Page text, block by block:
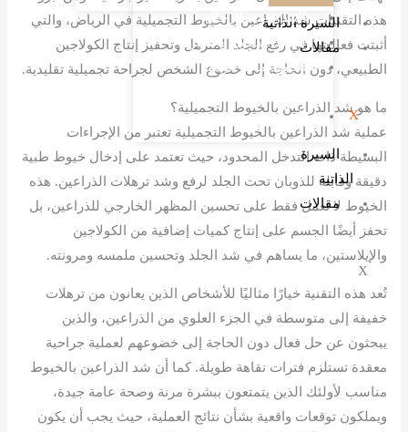
السيرة الذاتية
مقالات
X
التثدي عند الرجال
شفط الدهون والحقن​
الليبوديما أو الوذمة
التعرق
السيرة
الذاتية
مقالات
X
هذه التقنيات شد الذراعين بالخيوط التجميلية في الرياض، والتي
أثبتت فعاليتها في رفع الجلد المترهل وتحفيز إنتاج الكولاجين
الطبيعي، دون الحاجة إلى خضوع الشخص لجراحة تجميلية تقليدية.
ما هو شد الذراعين بالخيوط التجميلية؟
عملية شد الذراعين بالخيوط التجميلية تعتبر من الإجراءات
البسيطة ذات التدخل المحدود، حيث تعتمد على إدخال خيوط طبية
دقيقة وقابلة للذوبان تحت الجلد لرفع وشد ترهلات الذراعين. هذه
الخيوط لا تعمل فقط على تحسين المظهر الخارجي للذراعين، بل
تحفز أيضًا الجسم على إنتاج كميات إضافية من الكولاجين
والإيلاستين، ما يساهم في شد الجلد وتحسين ملمسه ومرونته.
تُعد هذه التقنية خيارًا مثاليًا للأشخاص الذين يعانون من ترهلات
خفيفة إلى متوسطة في الجزء العلوي من الذراعين، والذين
يبحثون عن حل فعال دون الحاجة إلى خضوعهم لعملية جراحية
معقدة تستلزم فترات نقاهة طويلة. كما أن شد الذراعين بالخيوط
مناسب لأولئك الذين يتمتعون ببشرة مرنة وصحة عامة جيدة،
ويملكون توقعات واقعية بشأن نتائج العملية، حيث يجب أن يكون